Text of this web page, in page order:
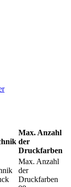
Max. Anzahl
der
Druckfarben
Max. Anzahl
der
Druckfarben